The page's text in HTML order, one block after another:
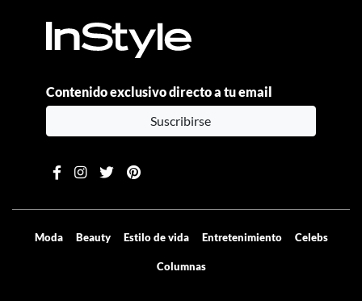
Contenido exclusivo directo a tu email
Suscribirse
Moda Beauty Estilo de vida Entretenimiento Celebs
Columnas